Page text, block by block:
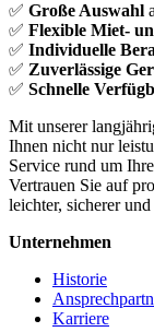
✅ Große Auswahl
✅ Flexible Miet-
✅ Individuelle
✅ Zuverlässige
✅ Schnelle
Mit unserer
Ihnen nicht nur
Service rund um
Vertrauen Sie auf
leichter, sicherer
Unternehmen
Historie
Karriere